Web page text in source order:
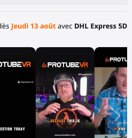
Jeudi 13 aoûtavec DHL Express 5D